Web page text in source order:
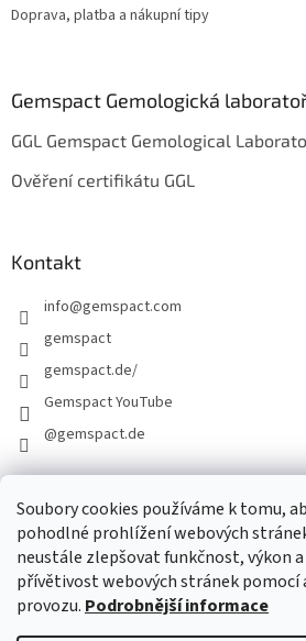
Soubory cookies používáme k tomu,
pohodlné prohlížení webových
neustále zlepšovat funkčnost, výkon
přívětivost webových stránek pomocí
provozu. Podrobnější informace
Doprava, platba a nákupní tipy
Gemspact Gemologická
GGL Gemspact Gemological
Ověření certifikátu GGL
Kontakt
info@gemspact.com
gemspact
gemspact.de/
Gemspact YouTube
@gemspact.de
KONTAKTNÍ